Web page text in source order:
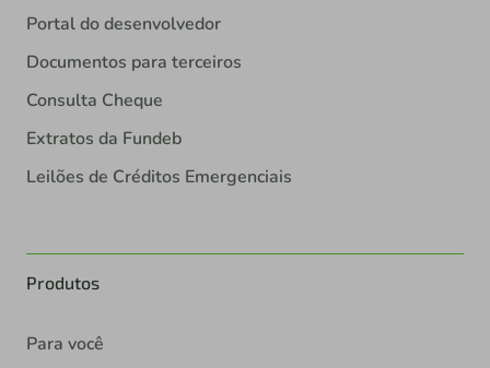
Portal do desenvolvedor
Documentos para terceiros
Consulta Cheque
Extratos da Fundeb
Leilões de Créditos Emergenciais
Produtos
Para você